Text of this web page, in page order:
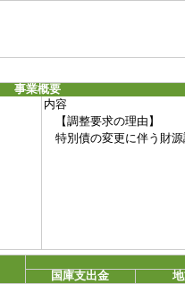
事業概要
内容
【調整要求の理由】
特別債の変更に伴う財源
国庫支出金